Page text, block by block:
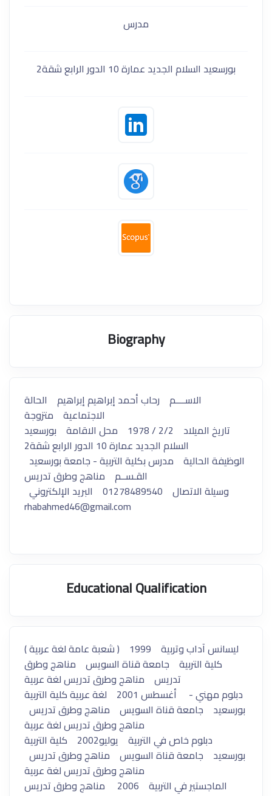
مدرس
بورسعيد السلام الجديد عمارة 10 الدور الرابع شقة2
Biography
الاســــم رحاب أحمد إبراهيم إبراهيم الحالة
الاجتماعية متزوجة
تاريخ الميلاد 2/2 / 1978 محل الاقامة بورسعيد
السلام الجديد عمارة 10 الدور الرابع شقة2
الوظيفة الحالية مدرس بكلية التربية - جامعة بورسعيد
القـســم مناهج وطرق تدريس
وسيلة الاتصال 01278489540 البريد الإلكتروني
Educational Qualification
ليسانس آداب وتربية 1999 ( شعبة عامة لغة عربية )
كلية التربية جامعة قناة السويس مناهج وطرق
تدريس مناهج وطرق تدريس لغة عربية
دبلوم مهني - أغسطس 2001 لغة عربية كلية التربية
بورسعيد جامعة قناة السويس مناهج وطرق تدريس
مناهج وطرق تدريس لغة عربية
دبلوم خاص في التربية يوليو2002 كلية التربية
بورسعيد جامعة قناة السويس مناهج وطرق تدريس
مناهج وطرق تدريس لغة عربية
الماجستير في التربية 2006 مناهج وطرق تدريس